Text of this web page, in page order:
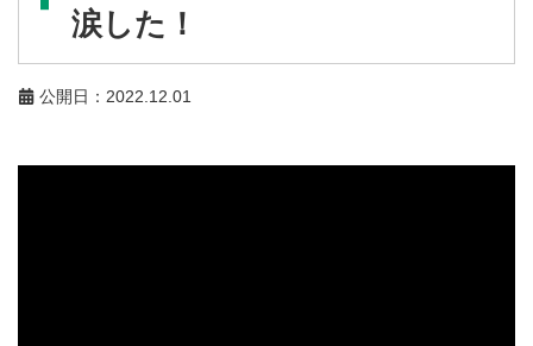
涙した！
公開日：2022.12.01